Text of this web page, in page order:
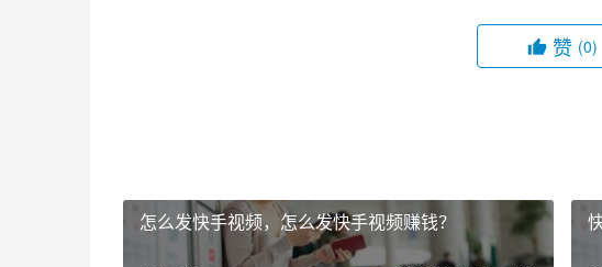
赞 (0)
怎么发快手视频，怎么发快手视频赚钱？